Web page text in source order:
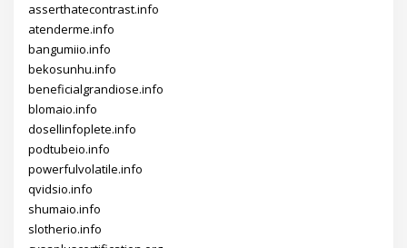
asserthatecontrast.info
atenderme.info
bangumiio.info
bekosunhu.info
beneficialgrandiose.info
blomaio.info
dosellinfoplete.info
podtubeio.info
powerfulvolatile.info
qvidsio.info
shumaio.info
slotherio.info